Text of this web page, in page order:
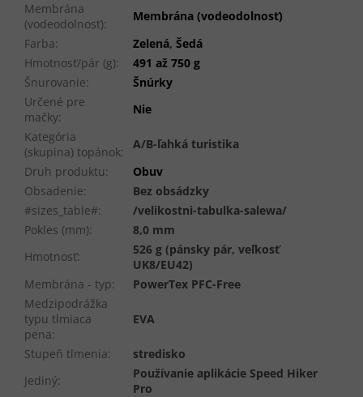
Membrána
(vodeodolnosť):
Membrána (vodeodolnosť)
Farba: Zelená, Šedá
Hmotnosť/pár (g):
491 až 750 g
Šnurovanie:
Šnúrky
Určené pre
mačky:
Nie
Kategória
(skupina) topánok:
A/B-ľahká turistika
Druh produktu:
Obuv
Obsadenie:
Bez obsádzky
#sizes_table#:
/velikostni-tabulka-salewa/
Pokles (mm):
8,0 mm
Hmotnosť:
526 g (pánsky pár, veľkosť
UK8/EU42)
Membrána - typ:
PowerTex PFC-Free
Medzipodrážka
typu tlmiaca
pena:
EVA
Stupeň tlmenia:
stredisko
Jediný:
Používanie aplikácie Speed Hiker
Pro